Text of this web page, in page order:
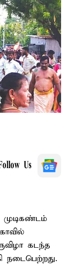
Us
கடந்த
நடைபெற்றது.